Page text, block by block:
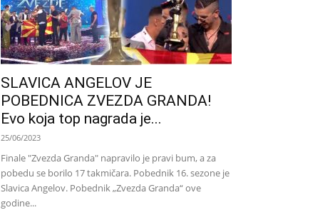
SLAVICA ANGELOV JE
POBEDNICA ZVEZDA GRANDA!
Evo koja top nagrada je...
25/06/2023
Finale "Zvezda Granda" napravilo je pravi bum, a za
pobedu se borilo 17 takmičara. Pobednik 16. sezone je
Slavica Angelov. Pobednik „Zvezda Granda“ ove
godine...